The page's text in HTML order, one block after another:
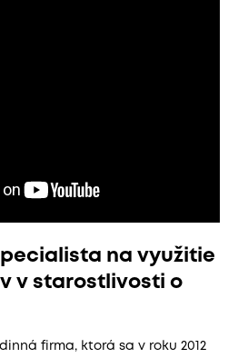
na využitie
v starostlivosti o
firma, ktorá sa v roku 2012